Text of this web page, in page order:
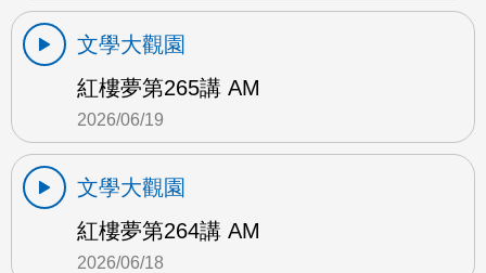
文學大觀園
紅樓夢第265講 AM
2026/06/19
文學大觀園
紅樓夢第264講 AM
2026/06/18